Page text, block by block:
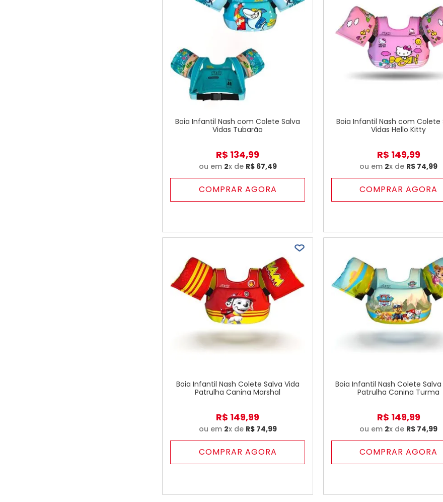
Boia Infantil Nash com Colete Salva
Vidas Tubarão
R$ 134,99
ou em 2x de R$ 67,49
COMPRAR AGORA
Boia Infantil Nash com Colete
Vidas Hello Kitty
R$ 149,99
ou em 2x de R$ 74,99
COMPRAR AGORA
Boia Infantil Nash Colete Salva Vida
Patrulha Canina Marshal
R$ 149,99
ou em 2x de R$ 74,99
COMPRAR AGORA
Boia Infantil Nash Colete Salva
Patrulha Canina Turma
R$ 149,99
ou em 2x de R$ 74,99
COMPRAR AGORA